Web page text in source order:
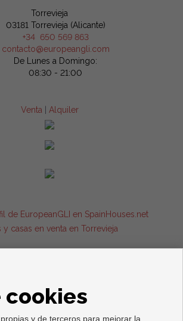
Torrevieja
Torrevieja (Alicante)
+34 650 569 863
contacto@europeangli.com
De Lunes a Domingo:
08:30 - 21:00
Venta Alquiler
y casas en venta en Torrevieja
cookies
y de terceros para mejorar la